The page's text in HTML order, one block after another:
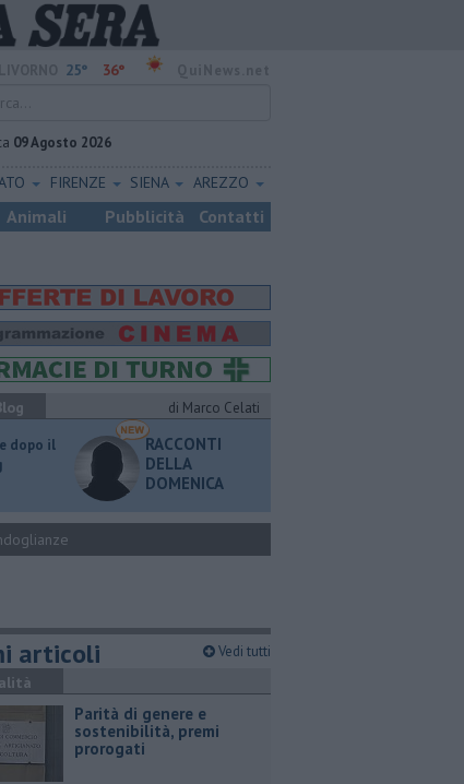
25° 36°
09 Agosto 2026
FIRENZE SIENA AREZZO
Animali Pubblicità Contatti
di Marco Celati
dopo il
RACCONTI
DELLA
DOMENICA
articoli Vedi tutti
Parità di genere e
sostenibilità, premi
prorogati